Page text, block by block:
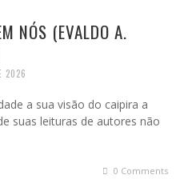
NÓS (EVALDO A.
2026
a sua visão do caipira a
suas leituras de autores não
0 Comments